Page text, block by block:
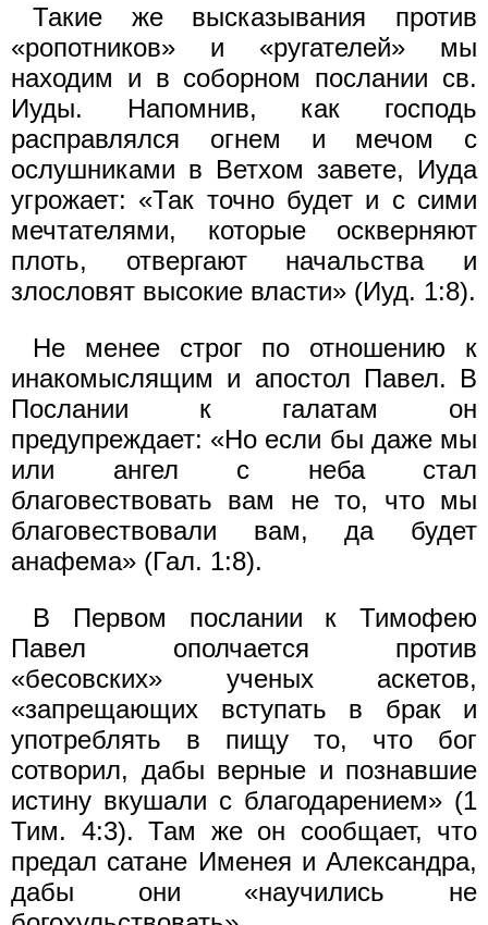
Такие же высказывания против
«ропотников» и «ругателей» мы
находим и в соборном послании св.
Иуды. Напомнив, как господь
расправлялся огнем и мечом с
ослушниками в Ветхом завете, Иуда
угрожает: «Так точно будет и с сими
мечтателями, которые оскверняют
плоть, отвергают начальства и
злословят высокие власти» (Иуд. 1:8).
Не менее строг по отношению к
инакомыслящим и апостол Павел. В
Послании к галатам он
предупреждает: «Но если бы даже мы
или ангел с неба стал
благовествовать вам не то, что мы
благовествовали вам, да будет
анафема» (Гал. 1:8).
В Первом послании к Тимофею
Павел ополчается против
«бесовских» ученых аскетов,
«запрещающих вступать в брак и
употреблять в пищу то, что бог
сотворил, дабы верные и познавшие
истину вкушали с благодарением» (1
Тим. 4:3). Там же он сообщает, что
предал сатане Именея и Александра,
дабы они «научились не